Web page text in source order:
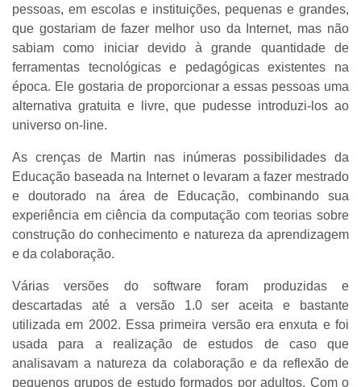
pessoas, em escolas e instituições, pequenas e grandes,
que gostariam de fazer melhor uso da Internet, mas não
sabiam como iniciar devido à grande quantidade de
ferramentas tecnológicas e pedagógicas existentes na
época. Ele gostaria de proporcionar a essas pessoas uma
alternativa gratuita e livre, que pudesse introduzi-los ao
universo on-line.
As crenças de Martin nas inúmeras possibilidades da
Educação baseada na Internet o levaram a fazer mestrado
e doutorado na área de Educação, combinando sua
experiência em ciência da computação com teorias sobre
construção do conhecimento e natureza da aprendizagem
e da colaboração.
Várias versões do software foram produzidas e
descartadas até a versão 1.0 ser aceita e bastante
utilizada em 2002. Essa primeira versão era enxuta e foi
usada para a realização de estudos de caso que
analisavam a natureza da colaboração e da reflexão de
pequenos grupos de estudo formados por adultos. Com o